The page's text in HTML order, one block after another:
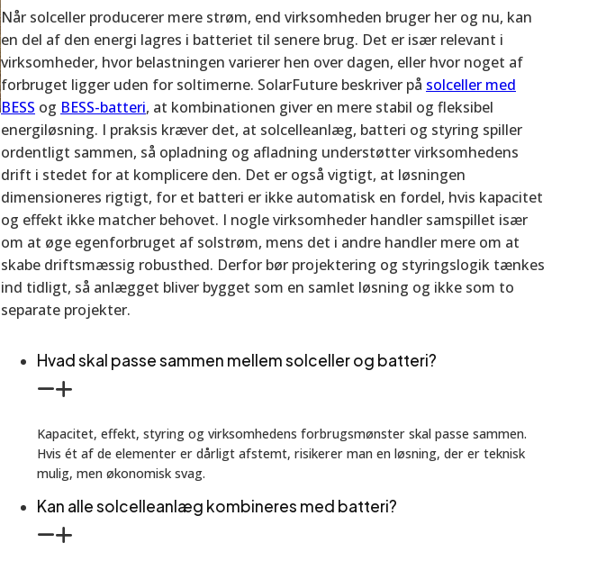
Når solceller producerer mere strøm, end virksomheden bruger her og nu, kan
en del af den energi lagres i batteriet til senere brug. Det er især relevant i
virksomheder, hvor belastningen varierer hen over dagen, eller hvor noget af
forbruget ligger uden for soltimerne. SolarFuture beskriver på solceller med
BESS og BESS-batteri, at kombinationen giver en mere stabil og fleksibel
energiløsning. I praksis kræver det, at solcelleanlæg, batteri og styring spiller
ordentligt sammen, så opladning og afladning understøtter virksomhedens
drift i stedet for at komplicere den. Det er også vigtigt, at løsningen
dimensioneres rigtigt, for et batteri er ikke automatisk en fordel, hvis kapacitet
og effekt ikke matcher behovet. I nogle virksomheder handler samspillet især
om at øge egenforbruget af solstrøm, mens det i andre handler mere om at
skabe driftsmæssig robusthed. Derfor bør projektering og styringslogik tænkes
ind tidligt, så anlægget bliver bygget som en samlet løsning og ikke som to
separate projekter.
Hvad skal passe sammen mellem solceller og batteri?
Kapacitet, effekt, styring og virksomhedens forbrugsmønster skal passe sammen.
Hvis ét af de elementer er dårligt afstemt, risikerer man en løsning, der er teknisk
mulig, men økonomisk svag.
Kan alle solcelleanlæg kombineres med batteri?